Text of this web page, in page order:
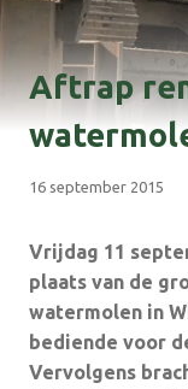
Aftrap
16 september 2015
Vrijdag 11
plaats van de
watermolen in
bediende voor
Vervolgens